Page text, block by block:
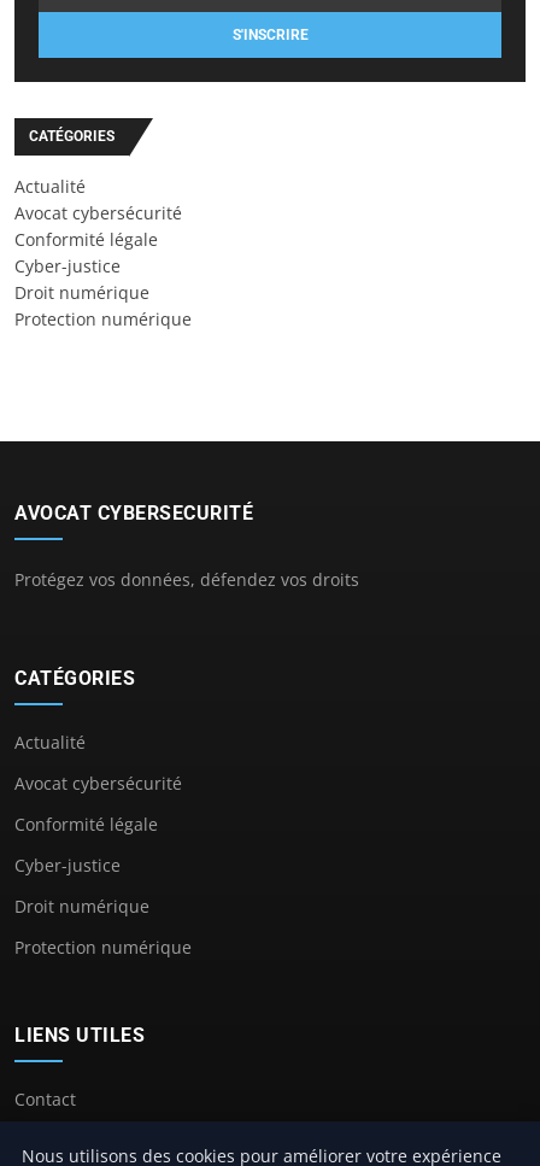
S'INSCRIRE
CATÉGORIES
Actualité
Avocat cybersécurité
Conformité légale
Cyber-justice
Droit numérique
Protection numérique
AVOCAT CYBERSECURITÉ
Protégez vos données, défendez vos droits
CATÉGORIES
Actualité
Avocat cybersécurité
Conformité légale
Cyber-justice
Droit numérique
Protection numérique
LIENS UTILES
Contact
Nous utilisons des cookies pour améliorer votre expérience